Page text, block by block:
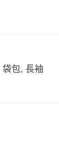
袋包, 長袖